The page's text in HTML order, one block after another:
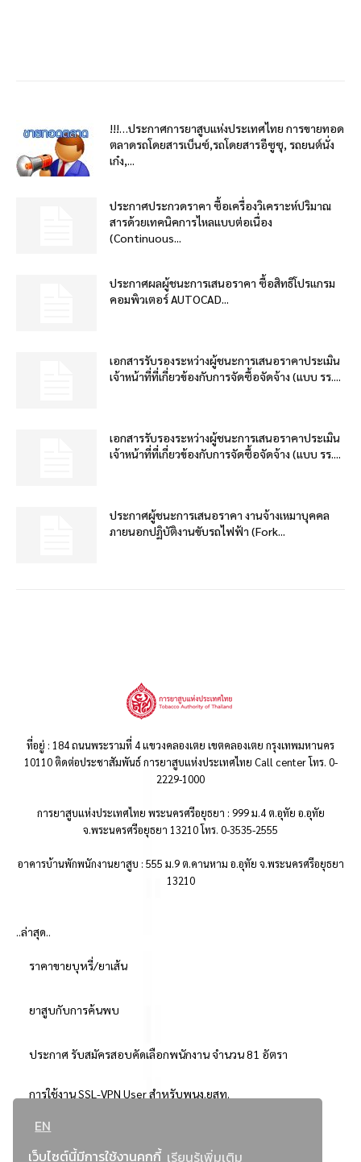
EN
เว็บไซต์นี้มีการใช้งานคุกกี้ เรียนรู้เพิ่มเติม
!!!…ประกาศการยาสูบแห่งประเทศไทย การขายทอด
ตลาดรถโดยสารเบ็นซ์,รถโดยสารอีซูซุ, รถยนต์นั่ง
เก๋ง,...
ประกาศประกวดราคา ซื้อเครื่องวิเคราะห์ปริมาณ
สารด้วยเทคนิคการไหลแบบต่อเนื่อง
(Continuous...
ประกาศผลผู้ชนะการเสนอราคา ซื้อสิทธิโปรแกรม
คอมพิวเตอร์ AUTOCAD...
เอกสารรับรองระหว่างผู้ชนะการเสนอราคาประเมิน
เจ้าหน้าที่ที่เกี่ยวข้องกับการจัดซื้อจัดจ้าง (แบบ รร....
เอกสารรับรองระหว่างผู้ชนะการเสนอราคาประเมิน
เจ้าหน้าที่ที่เกี่ยวข้องกับการจัดซื้อจัดจ้าง (แบบ รร....
ประกาศผู้ชนะการเสนอราคา งานจ้างเหมาบุคคล
ภายนอกปฏิบัติงานขับรถไฟฟ้า (Fork...
ที่อยู่ : 184 ถนนพระรามที่ 4 แขวงคลองเตย เขตคลองเตย กรุงเทพมหานคร
10110 ติดต่อประชาสัมพันธ์ การยาสูบแห่งประเทศไทย Call center โทร. 0-
2229-1000
การยาสูบแห่งประเทศไทย พระนครศรีอยุธยา : 999 ม.4 ต.อุทัย อ.อุทัย
จ.พระนครศรีอยุธยา 13210 โทร. 0-3535-2555
อาคารบ้านพักพนักงานยาสูบ : 555 ม.9 ต.คานหาม อ.อุทัย จ.พระนครศรีอยุธยา
13210
..ล่าสุด..
ราคาขายบุหรี่/ยาเส้น
ยาสูบกับการค้นพบ
ประกาศ รับสมัครสอบคัดเลือกพนักงาน จำนวน 81 อัตรา
การใช้งาน SSL-VPN User สำหรับพนง.ยสท.
..ยอดนิยม..